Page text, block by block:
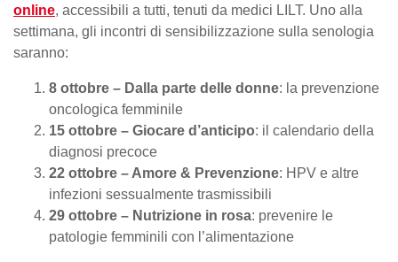
online, accessibili a tutti, tenuti da medici LILT. Uno alla
settimana, gli incontri di sensibilizzazione sulla senologia
saranno:
8 ottobre – Dalla parte delle donne: la prevenzione
oncologica femminile
15 ottobre – Giocare d’anticipo: il calendario della
diagnosi precoce
22 ottobre – Amore & Prevenzione: HPV e altre
infezioni sessualmente trasmissibili
29 ottobre – Nutrizione in rosa: prevenire le
patologie femminili con l’alimentazione